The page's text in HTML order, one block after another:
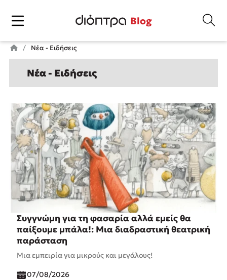
Blog
Νέα - Ειδήσεις
Νέα - Ειδήσεις
Συγγνώμη για τη φασαρία αλλά εμείς θα
παίξουμε μπάλα!: Μια διαδραστική θεατρική
παράσταση
Μια εμπειρία για μικρούς και μεγάλους!
07/08/2026